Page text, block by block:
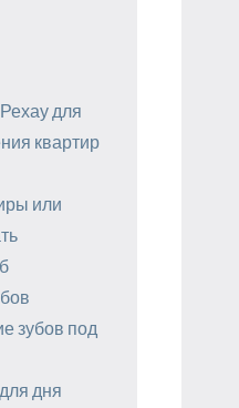
для
квартир
или
зубов под
дня